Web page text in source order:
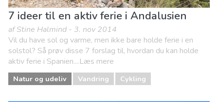
7 ideer til en aktiv ferie i Andalusien
af Stine Halmind - 3. nov 2014
Vil du have sol og varme, men ikke bare holde ferie i en
solstol? Så prøv disse 7 forslag til, hvordan du kan holde
aktiv ferie i Spanien....Læs mere
Natur og udeliv Vandring Cykling